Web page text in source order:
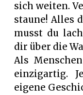
sich weiten.
staune! Alles
musst du
dir über die
Als
einzigartig.
eigene